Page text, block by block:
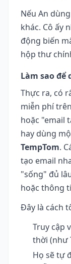
Nếu An
khác. Cô ấy
động biến
hộp thư
Làm sao
Thực ra, có
miễn phí
hoặc "email
hay dùng
TempTom.
tạo email
"sống" đủ
hoặc thông
Đây là cách
Truy cập
thời (như
Họ sẽ tự